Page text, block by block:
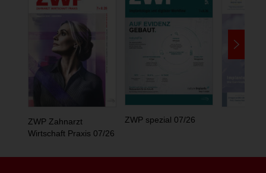
ZWP Zahnarzt
Wirtschaft Praxis 07/26
ZWP spezial 07/26